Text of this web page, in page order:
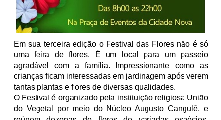
Em sua terceira edição o Festival das Flores não é só
uma feira de flores. É um local para um passeio
agradável com a família. Impressionante como as
crianças ficam interessadas em jardinagem após verem
tantas plantas e flores de diversas qualidades.
O Festival é organizado pela instituição religiosa União
do Vegetal por meio do Núcleo Augusto Cangulê, e